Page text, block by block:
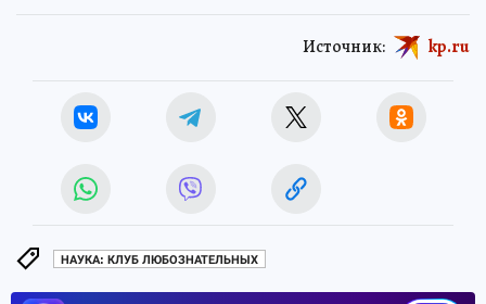
Источник: kp.ru
НАУКА: КЛУБ ЛЮБОЗНАТЕЛЬНЫХ